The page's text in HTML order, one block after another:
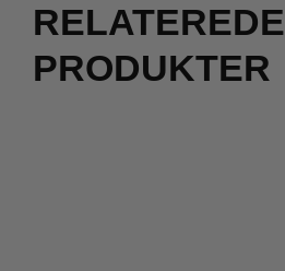
RELATEREDE
PRODUKTER